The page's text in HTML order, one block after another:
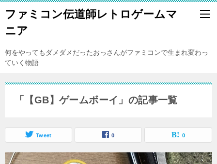
ファミコン伝道師レトロゲームマ
ニア
何をやってもダメダメだったおっさんがファミコンで生まれ変わっ
ていく物語
「【GB】ゲームボーイ」の記事一覧
Tweet 0 0